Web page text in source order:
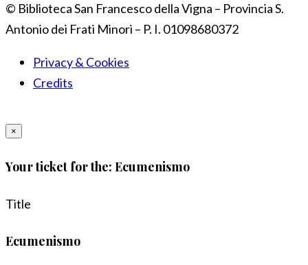
© Biblioteca San Francesco della Vigna – Provincia S.
Antonio dei Frati Minori – P. I. 01098680372
Privacy & Cookies
Credits
×
Your ticket for the: Ecumenismo
Title
Ecumenismo